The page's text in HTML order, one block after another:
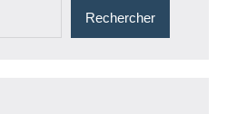
Rechercher